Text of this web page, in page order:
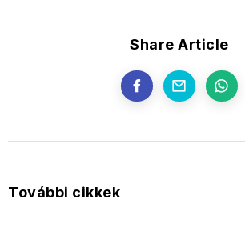
Share Article
További cikkek